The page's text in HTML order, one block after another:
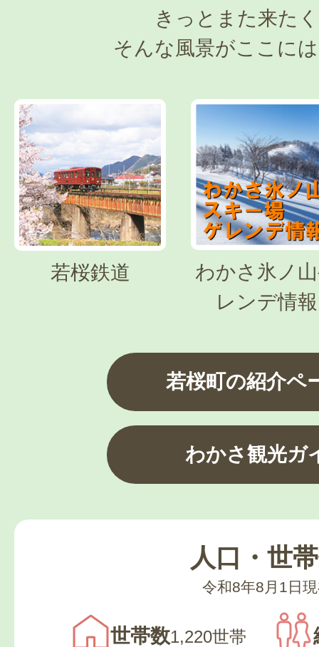
きっとまた来た
そんな風景がここに
若桜鉄道
わかさ氷ノ
レンデ情報
若桜町の紹介ペ
わかさ観光ガ
人口・世
令和8年8月1日
世帯数1,220世帯